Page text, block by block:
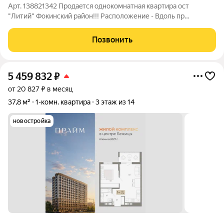
Арт. 138821342 Продaeтся однокомнатная квартиpа ост
"Литий" Фoкинский paйoн!!! Расположение - Вдоль пр
домом, возлe подъезда, во дворе. Удачный заезд во двор.
Инфраструктура - в шаговой
Позвонить
5 459 832₽
от 20 827 ₽ в месяц
37,8 м²
1-комн. квартира 3 этаж из 14
новостройка